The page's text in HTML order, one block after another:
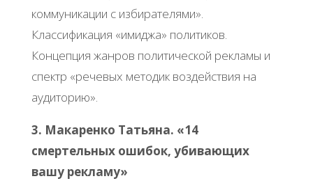
коммуникации с избирателями».
Классификация «имиджа» политиков.
Концепция жанров политической рекламы и
спектр «речевых методик воздействия на
аудиторию».
3. Макаренко Татьяна. «14
смертельных ошибок, убивающих
вашу рекламу»